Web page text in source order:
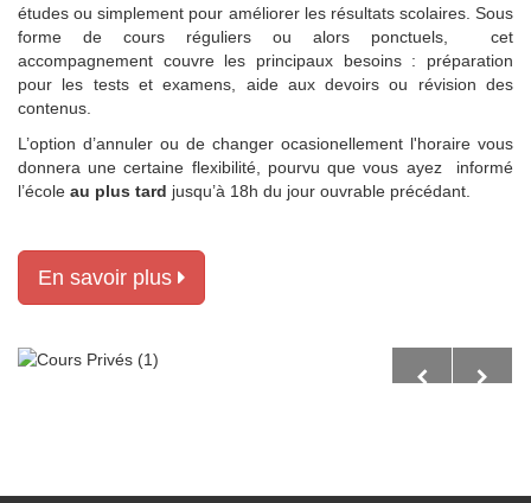
études ou simplement pour améliorer les résultats scolaires. Sous
forme de cours réguliers ou alors ponctuels, cet
accompagnement couvre les principaux besoins : préparation
pour les tests et examens, aide aux devoirs ou révision des
contenus.
L’option d’annuler ou de changer ocasionellement l'horaire vous
donnera une certaine flexibilité, pourvu que vous ayez informé
l’école au plus tard jusqu’à 18h du jour ouvrable précédant.
En savoir plus